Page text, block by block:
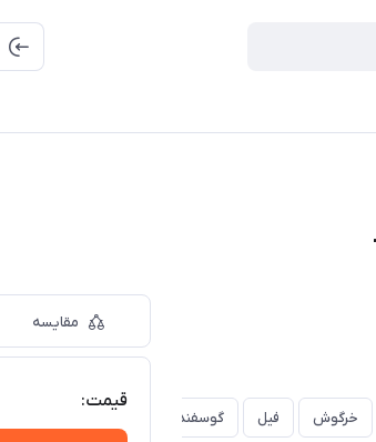
خرگوش فیل گوسفند
مقایسه
قیمت: